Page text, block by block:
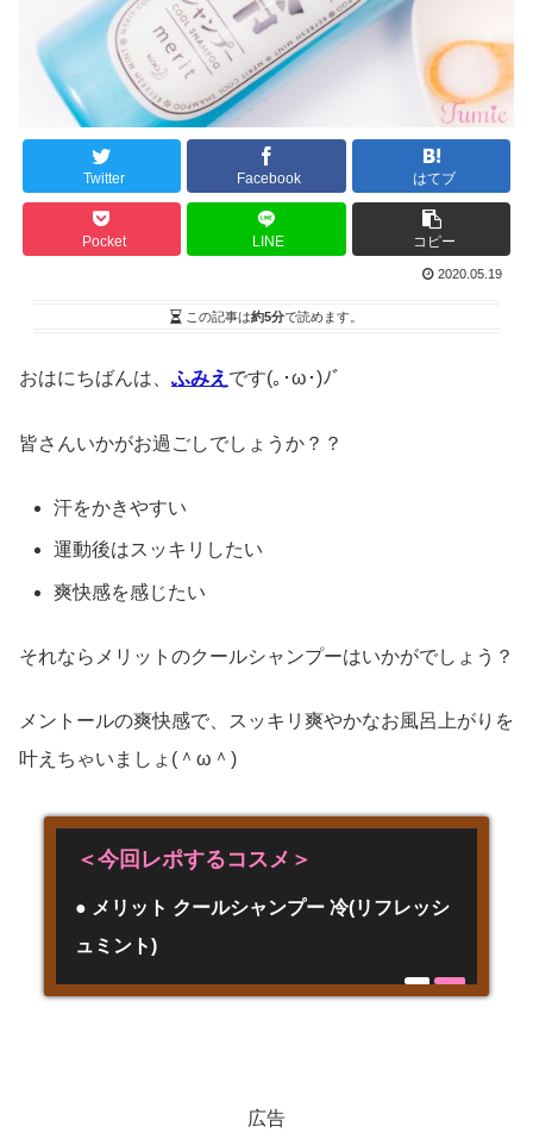
Twitter Facebook はてブ
Pocket LINE コピー
2020.05.19
この記事は約5分で読めます。
おはにちばんは、 ふみえ です(｡･ω･)ﾉﾞ
皆さんいかがお過ごしでしょうか？？
汗をかきやすい
運動後はスッキリしたい
爽快感を感じたい
それならメリットのクールシャンプーはいかがでしょう？
メントールの爽快感で、スッキリ爽やかなお風呂上がりを
叶えちゃいましょ(＾ω＾)
＜今回レポするコスメ＞
● メリット クールシャンプー 冷(リフレッシ
ュミント)
広告